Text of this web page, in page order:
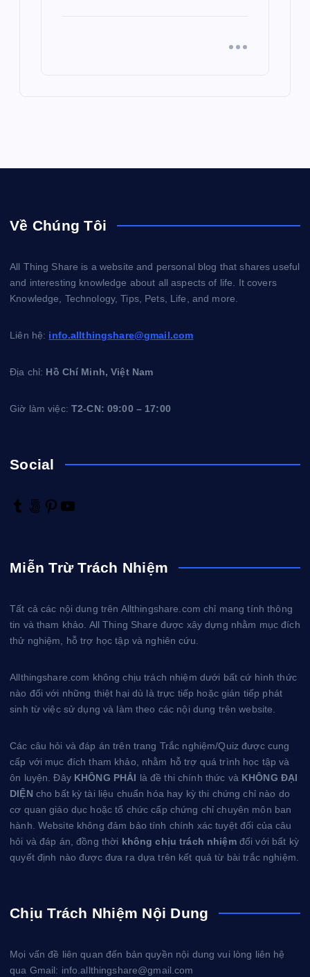
Về Chúng Tôi
All Thing Share is a website and personal blog that shares useful
and interesting knowledge about all aspects of life. It covers
Knowledge, Technology, Tips, Pets, Life, and more.
Liên hệ: info.allthingshare@gmail.com
Địa chỉ: Hồ Chí Minh, Việt Nam
Giờ làm việc:T2-CN: 09:00 – 17:00
Social
T
l
5
x
P
e
u
Miễn Trừ Trách Nhiệm
Tất cả các nội dung trên Allthingshare.com chỉ mang tính thông
tin và tham khảo. All Thing Share được xây dựng nhằm mục đích
thử nghiệm, hỗ trợ học tập và nghiên cứu.
Allthingshare.com không chịu trách nhiệm dưới bất cứ hình thức
nào đối với những thiệt hại dù là trực tiếp hoặc gián tiếp phát
sinh từ việc sử dụng và làm theo các nội dung trên website.
Các câu hỏi và đáp án trên trang Trắc nghiệm/Quiz được cung
cấp với mục đích tham khảo, nhằm hỗ trợ quá trình học tập và
ôn luyện. Đây KHÔNG PHẢI là đề thi chính thức và KHÔNG ĐẠI
DIỆN cho bất kỳ tài liệu chuẩn hóa hay kỳ thi chứng chỉ nào do
cơ quan giáo dục hoặc tổ chức cấp chứng chỉ chuyên môn ban
hành. Website không đảm bảo tính chính xác tuyệt đối của câu
hỏi và đáp án, đồng thời không chịu trách nhiệmđối với bất kỳ
quyết định nào được đưa ra dựa trên kết quả từ bài trắc nghiệm.
Chịu Trách Nhiệm Nội Dung
Mọi vấn đề liên quan đến bản quyền nội dung vui lòng liên hệ
qua Gmail: info.allthingshare@gmail.com